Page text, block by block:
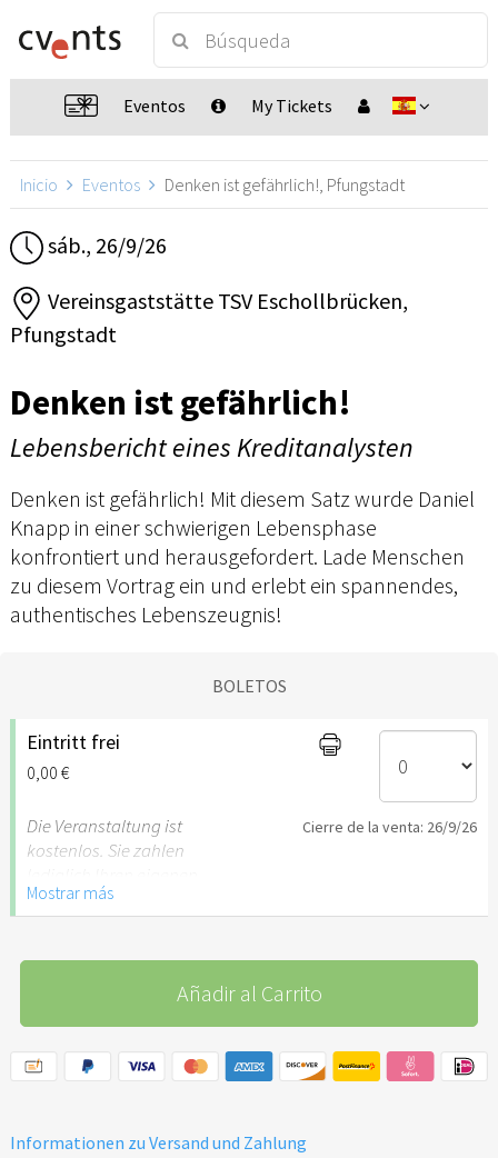
Eventos My Tickets
Inicio Eventos Denken ist gefährlich!, Pfungstadt
sáb., 26/9/26
Vereinsgaststätte TSV Eschollbrücken,
Pfungstadt
Denken ist gefährlich!
Lebensbericht eines Kreditanalysten
Denken ist gefährlich! Mit diesem Satz wurde Daniel
Knapp in einer schwierigen Lebensphase
konfrontiert und herausgefordert. Lade Menschen
zu diesem Vortrag ein und erlebt ein spannendes,
authentisches Lebenszeugnis!
BOLETOS
Eintritt frei
0,00 €
Die Veranstaltung ist
kostenlos. Sie zahlen
Verzehr im Restaurant.
Anmeldung auch über
Mostrar más
Cierre de la venta: 26/9/26
Añadir al Carrito
Informationen zu Versand und Zahlung